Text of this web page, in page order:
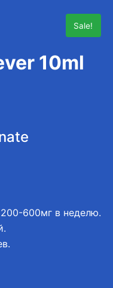
Sale!
10ml
600мг в неделю.